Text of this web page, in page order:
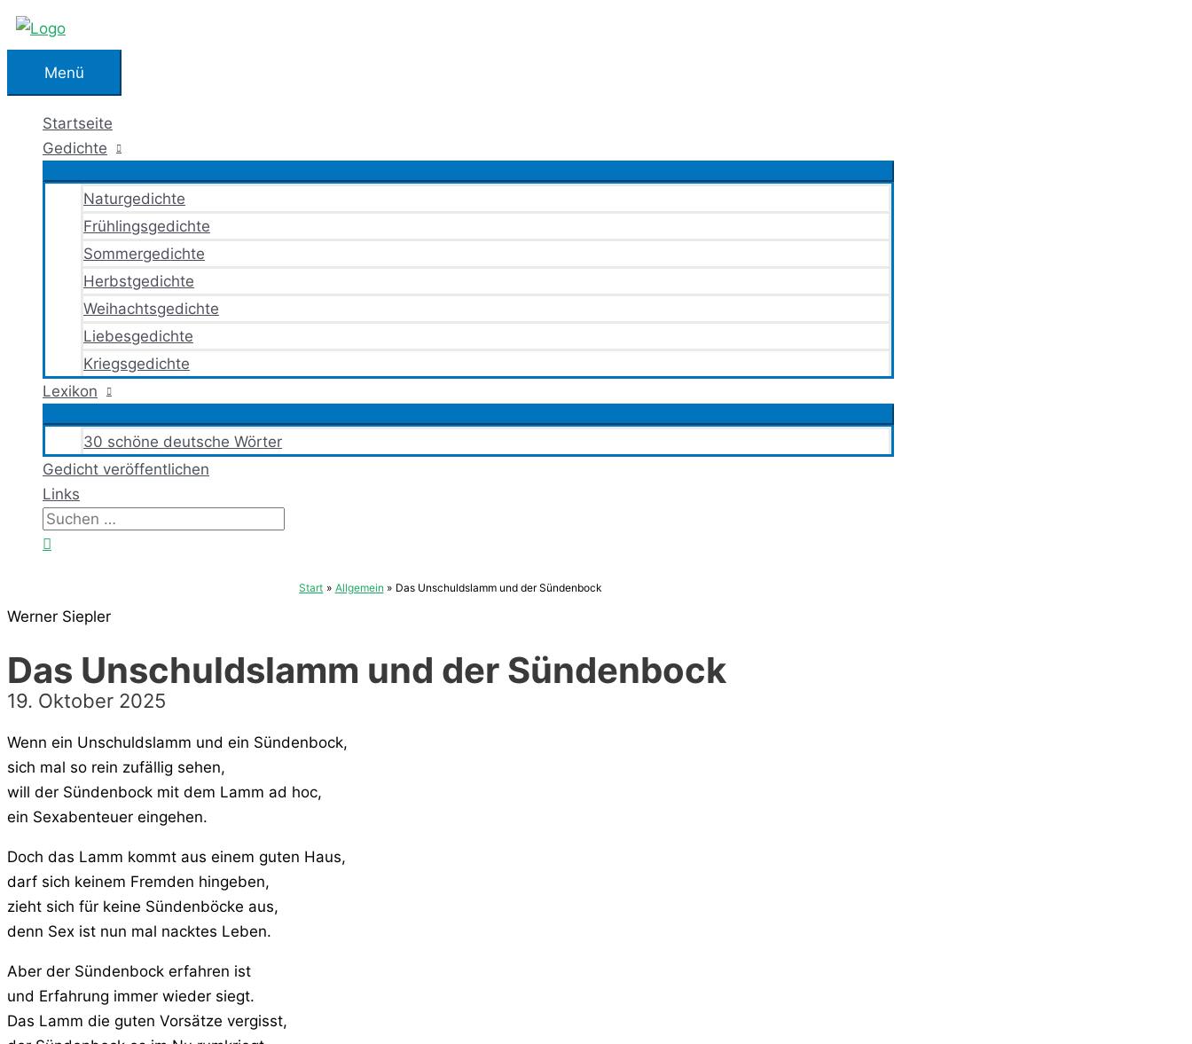
Zum
springenMenü
Menü
Startseite
Gedichte
Naturgedichte
Frühlingsgedichte
Sommergedichte
Herbstgedichte
Weihachtsgedichte
Liebesgedichte
Kriegsgedichte
Lexikon
30 schöne deutsche Wörter
Gedicht veröffentlichen
Links
Suchen
nach:
Start Allgemein Das Unschuldslamm und der Sündenbock
Werner Siepler
Das Unschuldslamm und der Sündenbock
19. Oktober 2025
Wenn ein Unschuldslamm und ein Sündenbock,
sich mal so rein zufällig sehen,
will der Sündenbock mit dem Lamm ad hoc,
ein Sexabenteuer eingehen.
Doch das Lamm kommt aus einem guten Haus,
darf sich keinem Fremden hingeben,
zieht sich für keine Sündenböcke aus,
denn Sex ist nun mal nacktes Leben.
Aber der Sündenbock erfahren ist
und Erfahrung immer wieder siegt.
Das Lamm die guten Vorsätze vergisst,